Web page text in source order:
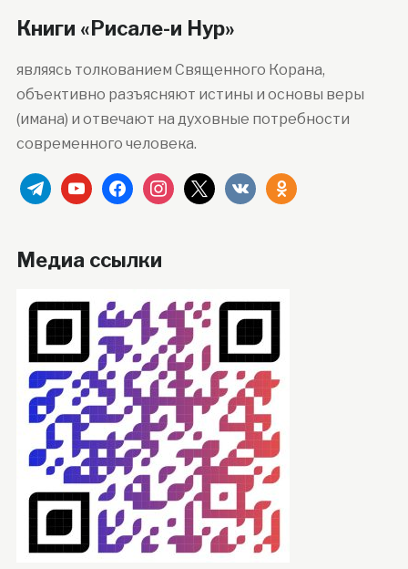
Книги «Рисале-и Нур»
являясь толкованием Священного Корана,
объективно разъясняют истины и основы веры
(имана) и отвечают на духовные потребности
современного человека.
telegramyoutubefacebookinstagram
x vkontakteodnoklassniki
Медиа ссылки